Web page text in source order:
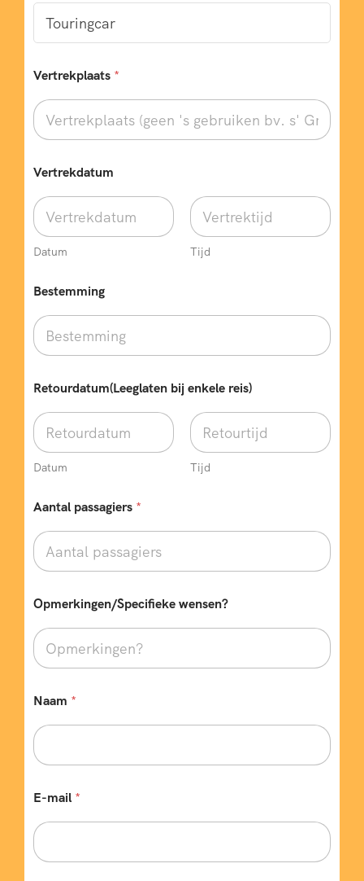
l
a
t
l
-
a
i
l
Vertrekplaats *
Vertrekdatum
Datum Tijd
Bestemming
Retourdatum(Leeglaten bij enkele reis)
Datum Tijd
Aantal passagiers *
Opmerkingen/Specifieke wensen?
Naam *
E-mail *